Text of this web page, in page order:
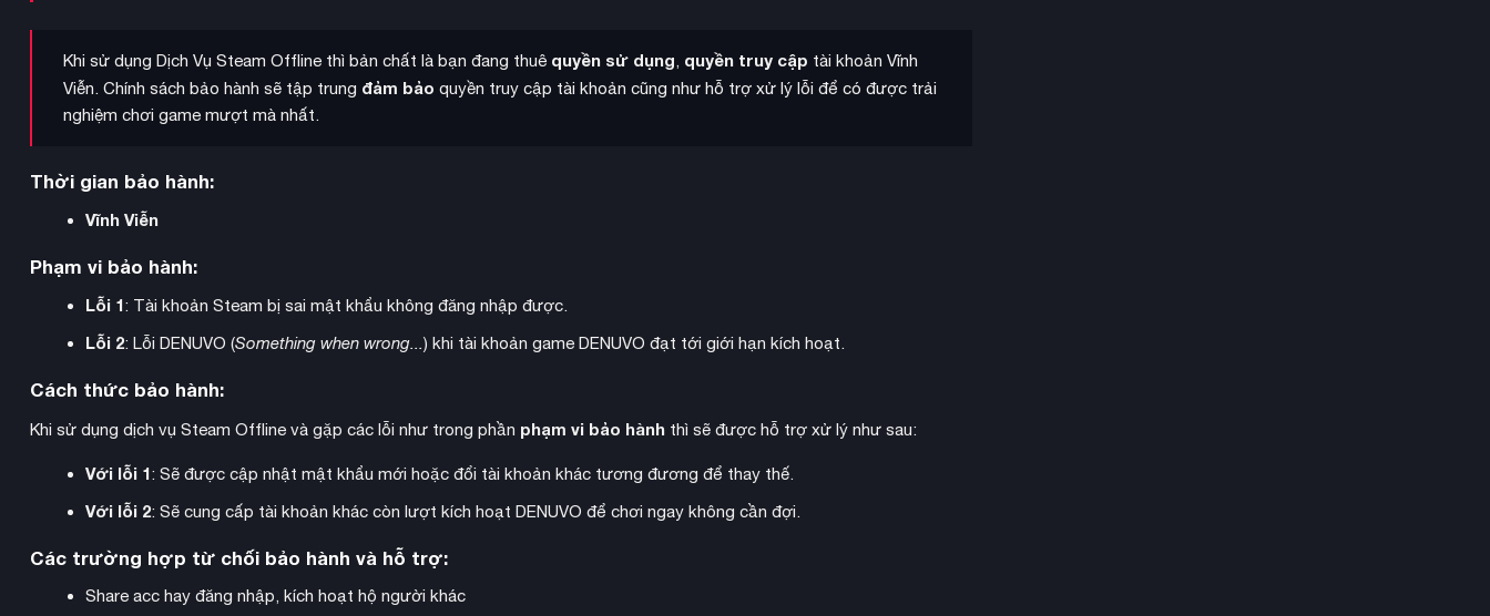
Khi sử dụng Dịch Vụ Steam Offline thì bản chất là bạn đang thuê quyền sử dụng, quyền truy cập tài khoản Vĩnh
Viễn. Chính sách bảo hành sẽ tập trung đảm bảo quyền truy cập tài khoản cũng như hỗ trợ xử lý lỗi để có được trải
nghiệm chơi game mượt mà nhất.
Thời gian bảo hành:
Vĩnh Viễn
Phạm vi bảo hành:
Lỗi 1: Tài khoản Steam bị sai mật khẩu không đăng nhập được.
Lỗi 2: Lỗi DENUVO (Something when wrong...) khi tài khoản game DENUVO đạt tới giới hạn kích hoạt.
Cách thức bảo hành:
Khi sử dụng dịch vụ Steam Offline và gặp các lỗi như trong phần phạm vi bảo hành thì sẽ được hỗ trợ xử lý như sau:
Với lỗi 1: Sẽ được cập nhật mật khẩu mới hoặc đổi tài khoản khác tương đương để thay thế.
Với lỗi 2: Sẽ cung cấp tài khoản khác còn lượt kích hoạt DENUVO để chơi ngay không cần đợi.
Các trường hợp từ chối bảo hành và hỗ trợ:
Share acc hay đăng nhập, kích hoạt hộ người khác